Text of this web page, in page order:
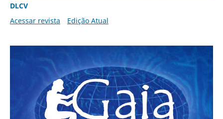
DLCV
Acessar revista
Edição Atual